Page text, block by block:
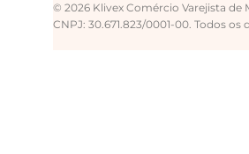
© 2026 Klivex Comércio Varejista de
CNPJ: 30.671.823/0001-00. Todos os